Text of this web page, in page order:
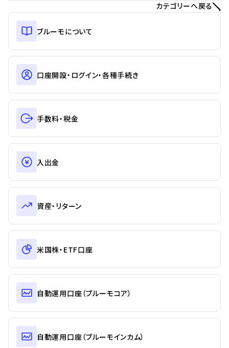
カテゴリーへ戻る
ブルーモについて
口座開設・ログイン・各種手続き
手数料・税金
入出金
資産・リターン
米国株・ETF口座
自動運用口座（ブルーモコア）
自動運用口座（ブルーモインカム）